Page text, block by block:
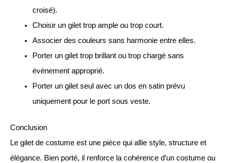
croisé).
Choisir un gilet trop ample ou trop court.
Associer des couleurs sans harmonie entre elles.
Porter un gilet trop brillant ou trop chargé sans
événement approprié.
Porter un gilet seul avec un dos en satin prévu
uniquement pour le port sous veste.
Conclusion
Le gilet de costume est une pièce qui allie style, structure et
élégance. Bien porté, il renforce la cohérence d’un costume ou